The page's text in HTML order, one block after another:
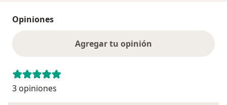
Opiniones
Agregar tu opinión
3 opiniones